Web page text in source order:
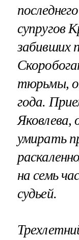
супругов
забивших
тюрьмы,
года.
Яковлева,
умирать
на семь
судьей.